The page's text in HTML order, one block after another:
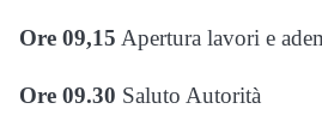
Ore 09,15 Apertura lavori e
Ore 09.30 Saluto Autorità